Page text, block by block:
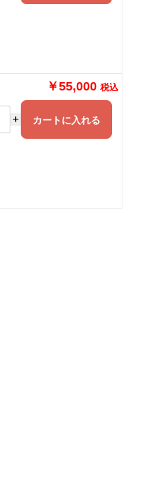
￥55,000 税込
+ カートに入れる